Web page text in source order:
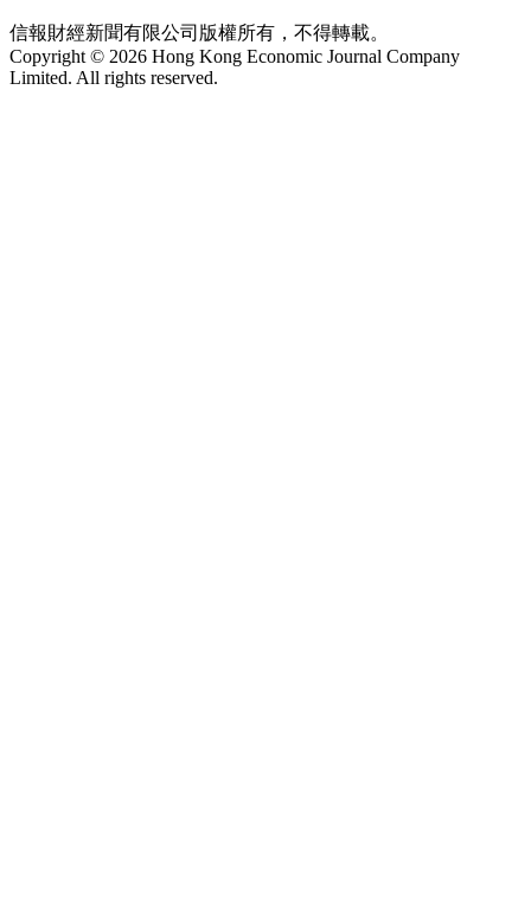
信報財經新聞有限公司版權所有，不得轉載。
Copyright © 2026 Hong Kong Economic Journal Company
Limited. All rights reserved.